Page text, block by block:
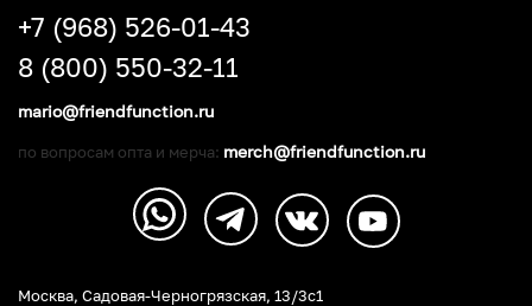
Москва, Садовая-Черногрязская, 13/3c1
+7 (968) 526-01-43
8 (800) 550-32-11
mario@friendfunction.ru
по вопросам опта и мерча: merch@friendfunction.ru